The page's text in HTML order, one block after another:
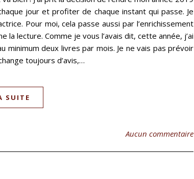
jour et profiter de chaque instant qui passe. Je
Pour moi, cela passe aussi par l’enrichissement
lecture. Comme je vous l’avais dit, cette année, j’ai
minimum deux livres par mois. Je ne vais pas prévoir
toujours d’avis,…
SUITE
Aucun commentaire